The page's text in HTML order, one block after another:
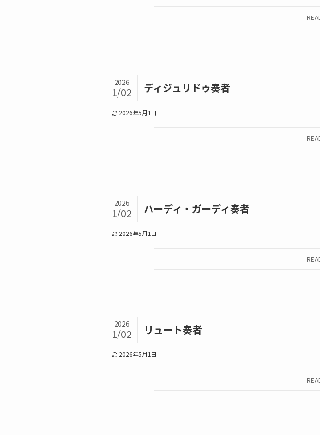
ディジュリドゥ奏者
2026
1/02
2026年5月1日
ハーディ・ガーディ奏者
2026
1/02
2026年5月1日
リュート奏者
2026
1/02
2026年5月1日